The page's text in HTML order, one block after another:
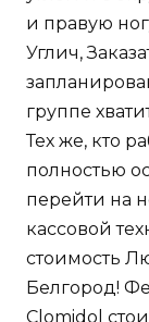
и правую
Углич,
группе
Тех же, кто
полностью
перейти на
кассовой
стоимость
Белгород!
Clomidol